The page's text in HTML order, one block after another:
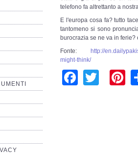
telefono fa altrettanto a
E l'europa cosa fa? tutto
tantomeno si sono
burocrazia se ne va in ferie?
Fonte: http://
might-think/